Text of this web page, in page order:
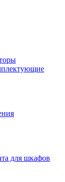
для шкафов